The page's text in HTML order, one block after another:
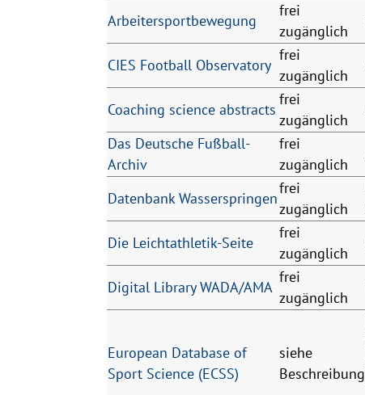
Arbeitersportbewegung
frei
zugänglich
CIES Football Observatory
frei
zugänglich
Coaching science abstracts
frei
zugänglich
Das Deutsche Fußball-
Archiv
frei
zugänglich
Datenbank Wasserspringen
frei
zugänglich
Die Leichtathletik-Seite
frei
zugänglich
Digital Library WADA/AMA
frei
zugänglich
European Database of
Sport Science (ECSS)
siehe
Beschreibung